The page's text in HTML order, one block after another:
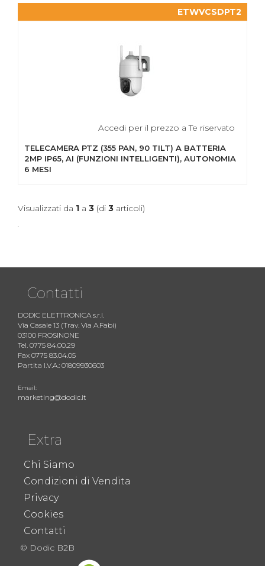
ETWVCSDPT2
Accedi per il prezzo a Te riservato
TELECAMERA PTZ (355 PAN, 90 TILT) A BATTERIA
2MP IP65, AI (FUNZIONI INTELLIGENTI), AUTONOMIA
6 MESI
Visualizzati da 1 a 3 (di 3 articoli)
Contatti
DODIC ELETTRONICA s.r.l.
Via Casale 13 (Trav. Via A.Fabi)
03100 FROSINONE
Tel. 0775 84.00.29
Fax 0775 83.04.05
Partita I.V.A.: 01809930603
Email:
marketing@dodic.it
Extra
Chi Siamo
Condizioni di Vendita
Privacy
Cookies
Contatti
© Dodic B2B